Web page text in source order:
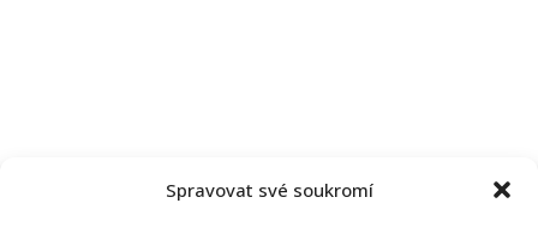
Spravovat své soukromí